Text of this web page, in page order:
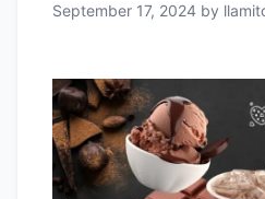
คุณค่าทางโภชนาการ ลอง
อร่อยที่ทำให้ทุกคนในครอ
September 17, 2024 by